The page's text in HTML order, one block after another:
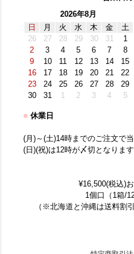
2026年8月
日
月 火 水 木 金
土
26
27 28 29 30 31
1
2
3 4 5 6 7
8
9
10 11 12 13 14
15
16
17 18 19 20 21
22
23
24 25 26 27 28
29
30
31 1 2 3 4 5
■ 休業日
(月)～(土)14時までのご注文で
(日)(祝)は12時が〆切となります
¥16,500(税込)
1個口（1箱/
（※北海道と沖縄は送料割